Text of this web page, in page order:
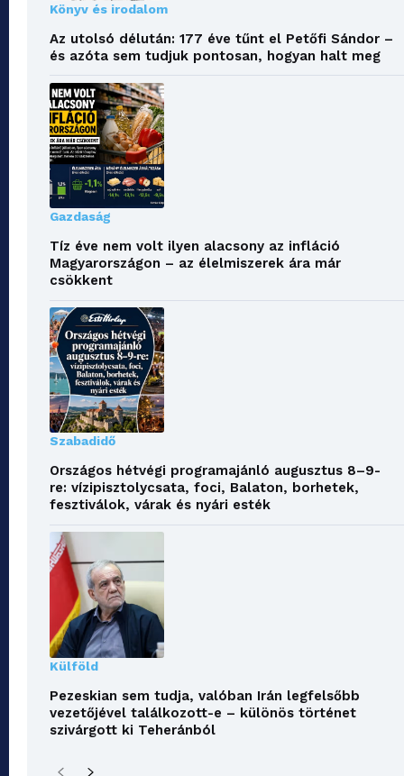
Könyv és irodalom
Az utolsó délután: 177 éve tűnt el Petőfi Sándor –
és azóta sem tudjuk pontosan, hogyan halt meg
Gazdaság
Tíz éve nem volt ilyen alacsony az infláció
Magyarországon – az élelmiszerek ára már
csökkent
Szabadidő
Országos hétvégi programajánló augusztus 8–9-
re: vízipisztolycsata, foci, Balaton, borhetek,
fesztiválok, várak és nyári esték
Külföld
Pezeskian sem tudja, valóban Irán legfelsőbb
vezetőjével találkozott-e – különös történet
szivárgott ki Teheránból